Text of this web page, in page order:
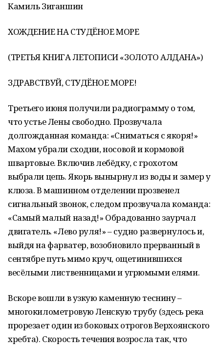
Камиль Зиганшин
ХОЖДЕНИЕ НА СТУДЁНОЕ МОРЕ
(ТРЕТЬЯ КНИГА ЛЕТОПИСИ «ЗОЛОТО АЛДАНА»)
ЗДРАВСТВУЙ, СТУДЁНОЕ МОРЕ!
Третьего июня получили радиограмму о том,
что устье Лены свободно. Прозвучала
долгожданная команда: «Сниматься с якоря!»
Махом убрали сходни, носовой и кормовой
швартовые. Включив лебёдку, с грохотом
выбрали цепь. Якорь вынырнул из воды и замер у
клюза. В машинном отделении прозвенел
сигнальный звонок, следом прозвучала команда:
«Самый малый назад!» Обрадованно заурчал
двигатель. «Лево руля!» – судно развернулось и,
выйдя на фарватер, возобновило прерванный в
сентябре путь мимо круч, ощетинившихся
весёлыми лиственницами и угрюмыми елями.
Вскоре вошли в узкую каменную теснину –
многокилометровую Ленскую трубу (здесь река
прорезает один из боковых отрогов Верхоянского
хребта). Скорость течения возросла так, что